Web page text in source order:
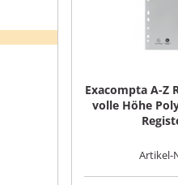
Exacompta A-Z
volle Höhe
Artikel-